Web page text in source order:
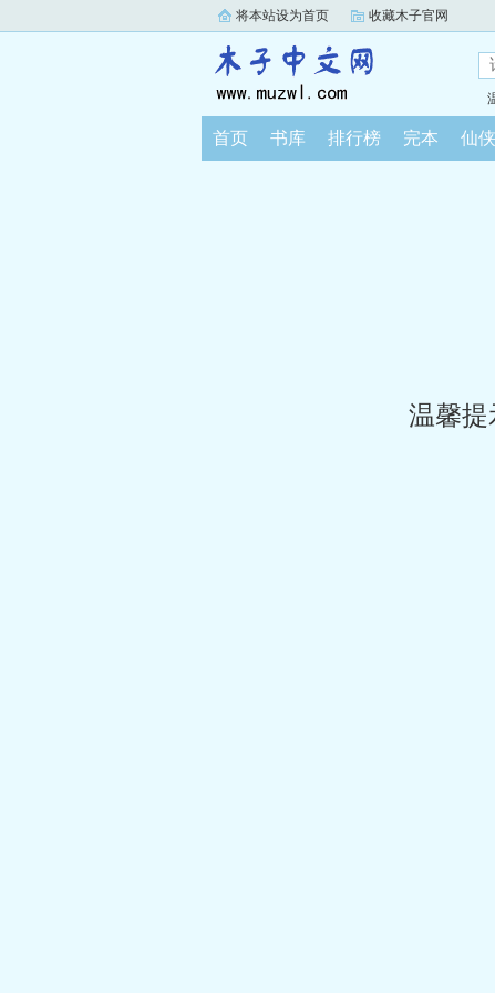
将本站设为首页 收藏木子官网
首页 书库 排行榜 完本 仙
温馨提